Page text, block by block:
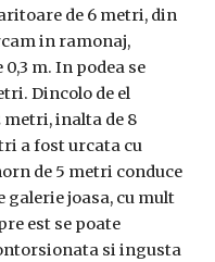
de 6 metri, din
in ramonaj,
m. In podea se
Dincolo de el
metri, inalta de 8
a fost urcata cu
de 5 metri conduce
galerie joasa, cu mult
est se poate
si ingusta